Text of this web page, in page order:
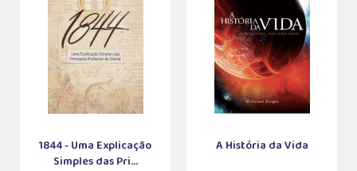
1844 - Uma Explicação
Simples das Pri...
A História da Vida